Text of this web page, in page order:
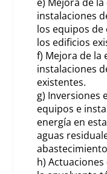
instalaciones
los equipos
los edificios
f) Mejora de la
instalaciones
existentes.
g) Inversiones
equipos e
energía en
aguas
h)